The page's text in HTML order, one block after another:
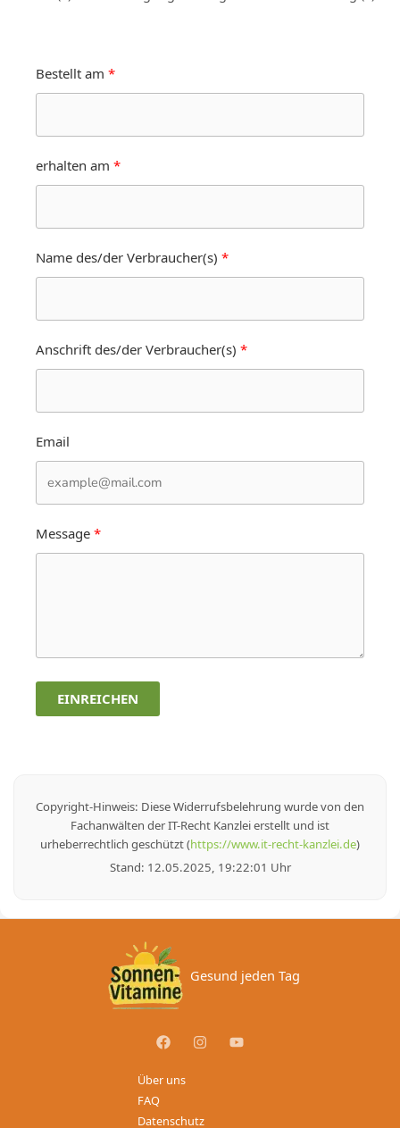
Bestellt am
erhalten am
Name des/der Verbraucher(s)
Anschrift des/der Verbraucher(s)
Email
Message
EINREICHEN
Copyright-Hinweis: Diese Widerrufsbelehrung wurde von den
Fachanwälten der IT-Recht Kanzlei erstellt und ist
urheberrechtlich geschützt (https://www.it-recht-kanzlei.de)
Stand: 12.05.2025, 19:22:01 Uhr
Gesund jeden Tag
Über uns
FAQ
Datenschutz